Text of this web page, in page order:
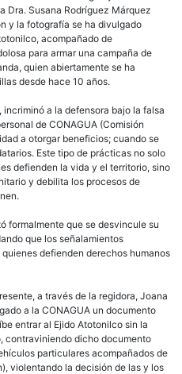
Dra. Susana Rodríguez Márquez
y la fotografía se ha divulgado
acompañado de
para armar una campaña de
quien abiertamente se ha
desde hace 10 años.
a la defensora bajo la falsa
de CONAGUA (Comisión
a otorgar beneficios; cuando se
Este tipo de prácticas no solo
defienden la vida y el territorio, sino
y debilita los procesos de
formalmente que se desvincule su
que los señalamientos
defienden derechos humanos
a través de la regidora, Joana
a la CONAGUA un documento
entrar al Ejido Atotonilco sin la
contraviniendo dicho documento
particulares acompañados de
violentando la decisión de las y los